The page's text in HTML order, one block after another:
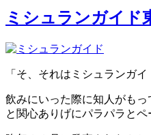
ミシュランガイド
「そ、それはミシュランガイ
飲みにいった際に知人がも
と関心ありげにパラパラとペ